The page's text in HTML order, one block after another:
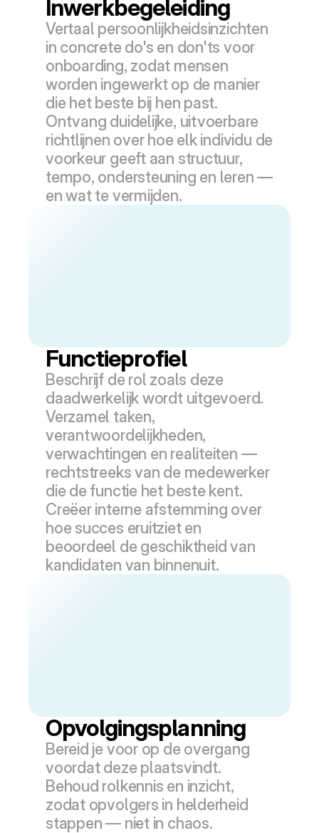
Inwerkbegeleiding
Vertaal persoonlijkheidsinzichten
in concrete do's en don'ts voor
onboarding, zodat mensen
worden ingewerkt op de manier
die het beste bij hen past.
Ontvang duidelijke, uitvoerbare
richtlijnen over hoe elk individu de
voorkeur geeft aan structuur,
tempo, ondersteuning en leren —
en wat te vermijden.
Functieprofiel
Beschrijf de rol zoals deze
daadwerkelijk wordt uitgevoerd.
Verzamel taken,
verantwoordelijkheden,
verwachtingen en realiteiten —
rechtstreeks van de medewerker
die de functie het beste kent.
Creëer interne afstemming over
hoe succes eruitziet en
beoordeel de geschiktheid van
kandidaten van binnenuit.
Opvolgingsplanning
Bereid je voor op de overgang
voordat deze plaatsvindt.
Behoud rolkennis en inzicht,
zodat opvolgers in helderheid
stappen — niet in chaos.